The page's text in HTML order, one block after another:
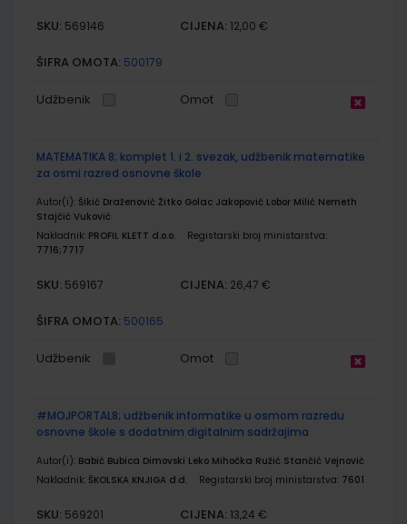
SKU: 569146 CIJENA: 12,00 €
ŠIFRA OMOTA: 500179
Udžbenik Omot
MATEMATIKA 8; komplet 1. i 2. svezak, udžbenik matematike
za osmi razred osnovne škole
Autor(i): Šikić Draženović Žitko Golac Jakopović Lobor Milić Nemeth
Stajčić Vuković
Nakladnik: PROFIL KLETT d.o.o.
Registarski broj ministarstva:
7716;7717
SKU: 569167 CIJENA: 26,47 €
ŠIFRA OMOTA: 500165
Udžbenik Omot
#MOJPORTAL8; udžbenik informatike u osmom razredu
osnovne škole s dodatnim digitalnim sadržajima
Autor(i): Babić Bubica Dimovski Leko Mihočka Ružić Stančić Vejnović
Nakladnik: ŠKOLSKA KNJIGA d.d. Registarski broj ministarstva: 7601
SKU: 569201 CIJENA: 13,24 €